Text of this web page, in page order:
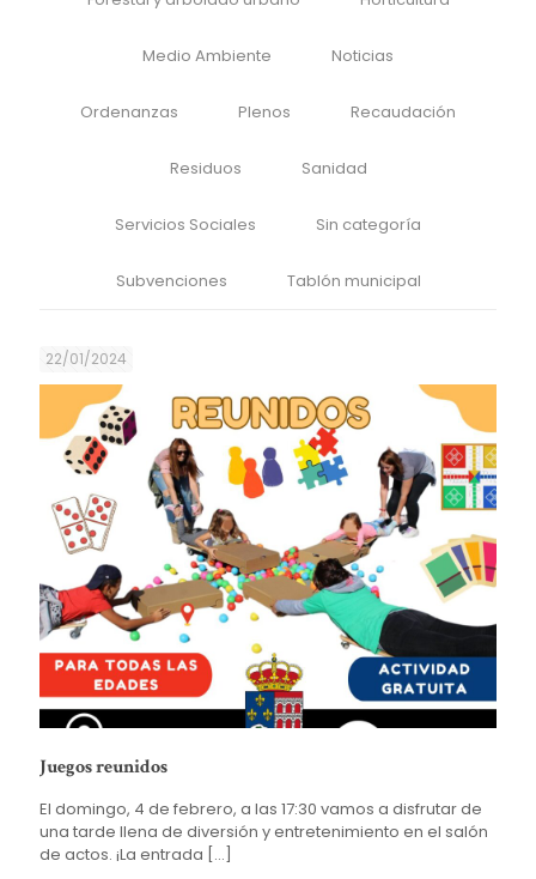
Medio Ambiente Noticias
Ordenanzas Plenos Recaudación
Residuos Sanidad
Servicios Sociales Sin categoría
Subvenciones Tablón municipal
22/01/2024
Juegos reunidos
El domingo, 4 de febrero, a las 17:30 vamos a disfrutar de
una tarde llena de diversión y entretenimiento en el salón
de actos. ¡La entrada […]